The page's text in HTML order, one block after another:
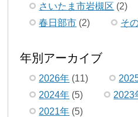
さいたま市岩槻区 (2)
春日部市 (2) そ
年別アーカイブ
2026年 (11)
2024年 (5) 2023
2021年 (5)